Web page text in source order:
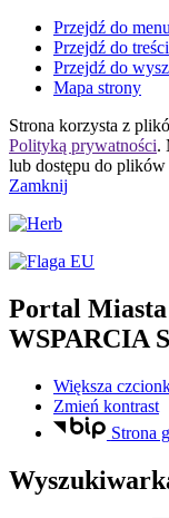
Przejdź do
Przejdź do treści
Przejdź do
Mapa strony
Strona korzysta z
Polityką prywatności.
lub dostępu do plików
Zamknij
Portal Miasta
WSPARCIA
Większa
Zmień kontrast
Strona